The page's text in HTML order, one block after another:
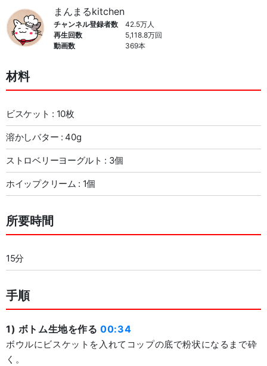
まんまるkitchen
チャンネル登録者数
42.5万人
再生回数
5,118.8万回
動画数
369本
材料
ビスケット : 10枚
溶かしバター : 40g
ストロベリーヨーグルト : 3個
ホイップクリーム : 1個
所要時間
15分
手順
1) ボトム生地を作る00:34
ボウルにビスケットを入れてコップの底で粉状になるまで砕
く。